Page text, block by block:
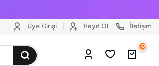
Üye Girişi Kayıt Ol İletişim
0